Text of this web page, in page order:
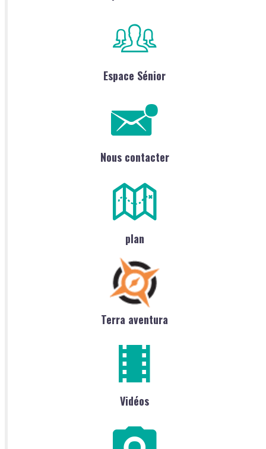
Espace Sénior
Nous contacter
plan
Terra aventura
Vidéos